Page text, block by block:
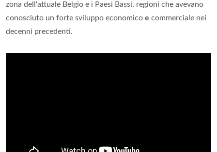
zona dell'attuale Belgio e i Paesi Bassi, regioni che avevano
conosciuto un forte sviluppo economico e commerciale nei
decenni precedenti.